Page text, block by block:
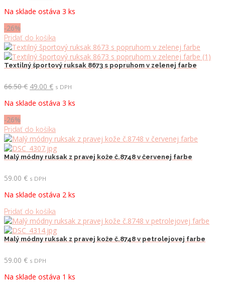
bola:
je:
Na sklade ostáva 3 ks
-26%
Pridať do košíka
Textilný športový ruksak 8673 s popruhom v zelenej farbe
66.50€ Pôvodná
bola:
49.00 €Aktuálna
je:
s DPH
Na sklade ostáva 3 ks
-26%
Pridať do košíka
Malý módny ruksak z pravej kože č.8748 v červenej farbe
59.00 € s DPH
Na sklade ostáva 2 ks
Pridať do košíka
Malý módny ruksak z pravej kože č.8748 v petrolejovej farbe
59.00 € s DPH
Na sklade ostáva 1 ks